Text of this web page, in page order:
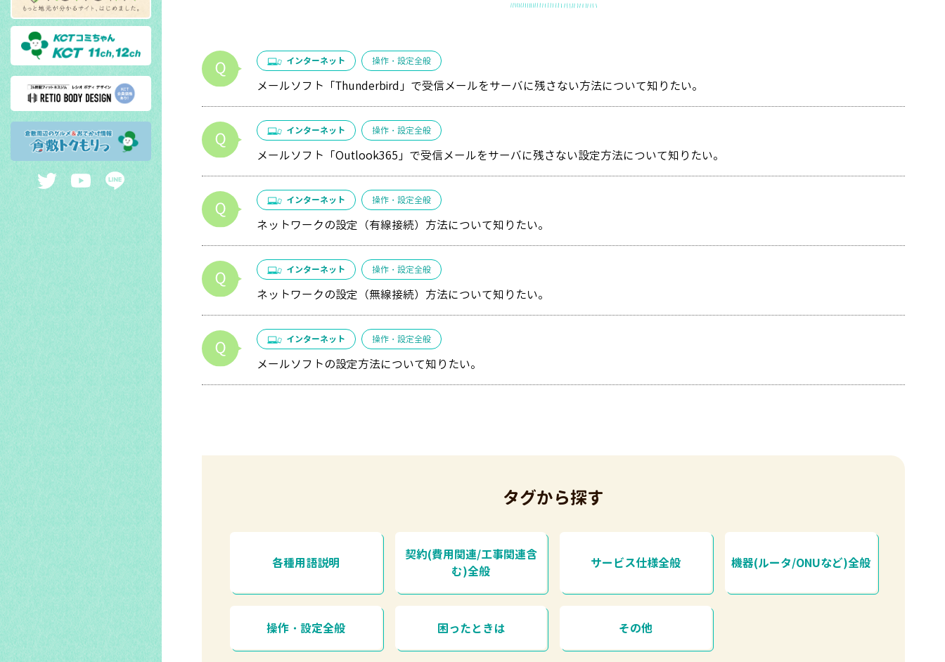
インターネット 操作・設定全般
メールソフト「Thunderbird」で受信メールをサーバに残さない方法について知りたい。
インターネット 操作・設定全般
メールソフト「Outlook365」で受信メールをサーバに残さない設定方法について知りたい。
インターネット 操作・設定全般
ネットワークの設定（有線接続）方法について知りたい。
インターネット 操作・設定全般
ネットワークの設定（無線接続）方法について知りたい。
インターネット 操作・設定全般
メールソフトの設定方法について知りたい。
タグから探す
各種用語説明
契約(費用関連/工事関連含
む)全般
サービス仕様全般 機器(ルータ/ONUなど)全般
操作・設定全般 困ったときは その他